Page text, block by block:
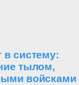
систему:
тылом,
войсками